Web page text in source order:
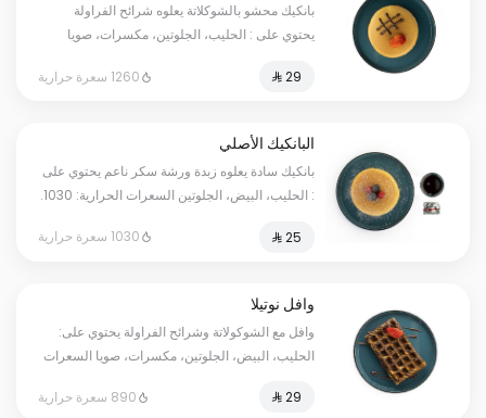
بانكيك محشو بالشوكلاتة يعلوه شرائح الفراولة
يحتوي على : الحليب، الجلوتين، مكسرات، صويا
على بعض الاختيارات.
1260 سعرة حرارية
البانكيك الأصلي
بانكيك سادة يعلوه زبدة ورشة سكر ناعم يحتوي على
: الحليب، البيض، الجلوتين السعرات الحرارية: 1030.
1030 سعرة حرارية
وافل نوتيلا
وافل مع الشوكولاتة وشرائح الفراولة يحتوي على:
الحليب، البيض، الجلوتين، مكسرات، صويا السعرات
الاختيارات.
890 سعرة حرارية